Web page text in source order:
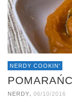
NERDY COOKIN'
NERDY 06/10/2016